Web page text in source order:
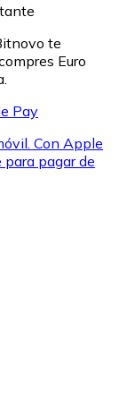
tu tienda más
te
Euro
Pay
Con Apple
para pagar de